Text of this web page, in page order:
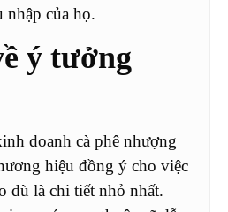
của họ.
ý tưởng
doanh cà phê nhượng
hiệu đồng ý cho việc
dù là chi tiết nhỏ nhất.